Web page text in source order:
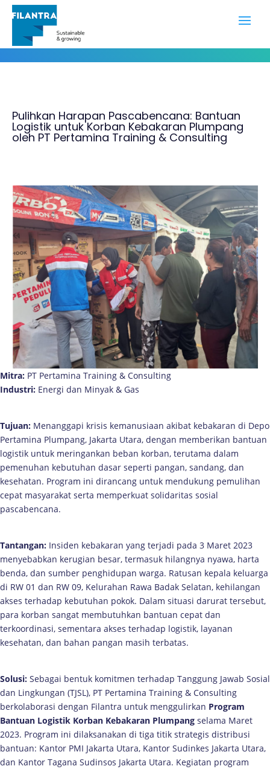
Portofolio
Pulihkan Harapan Pascabencana: Bantuan
Logistik untuk Korban Kebakaran Plumpang
oleh PT Pertamina Training & Consulting
Mitra: PT Pertamina Training & Consulting
Industri: Energi dan Minyak & Gas
Tujuan: Menanggapi krisis kemanusiaan akibat kebakaran di Depo
Pertamina Plumpang, Jakarta Utara, dengan memberikan bantuan
logistik untuk meringankan beban korban, terutama dalam
pemenuhan kebutuhan dasar seperti pangan, sandang, dan
kesehatan. Program ini dirancang untuk mendukung pemulihan
cepat masyarakat serta memperkuat solidaritas sosial
pascabencana.
Tantangan: Insiden kebakaran yang terjadi pada 3 Maret 2023
menyebabkan kerugian besar, termasuk hilangnya nyawa, harta
benda, dan sumber penghidupan warga. Ratusan kepala keluarga
di RW 01 dan RW 09, Kelurahan Rawa Badak Selatan, kehilangan
akses terhadap kebutuhan pokok. Dalam situasi darurat tersebut,
para korban sangat membutuhkan bantuan cepat dan
terkoordinasi, sementara akses terhadap logistik, layanan
kesehatan, dan bahan pangan masih terbatas.
Solusi: Sebagai bentuk komitmen terhadap Tanggung Jawab Sosial
dan Lingkungan (TJSL), PT Pertamina Training & Consulting
berkolaborasi dengan Filantra untuk menggulirkan Program
Bantuan Logistik Korban Kebakaran Plumpang selama Maret
2023. Program ini dilaksanakan di tiga titik strategis distribusi
bantuan: Kantor PMI Jakarta Utara, Kantor Sudinkes Jakarta Utara,
dan Kantor Tagana Sudinsos Jakarta Utara. Kegiatan program